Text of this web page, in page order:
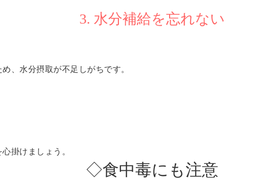
3. 水分補給を忘れない
、水分摂取が不足しがちです。
掛けましょう。
◇食中毒にも注意